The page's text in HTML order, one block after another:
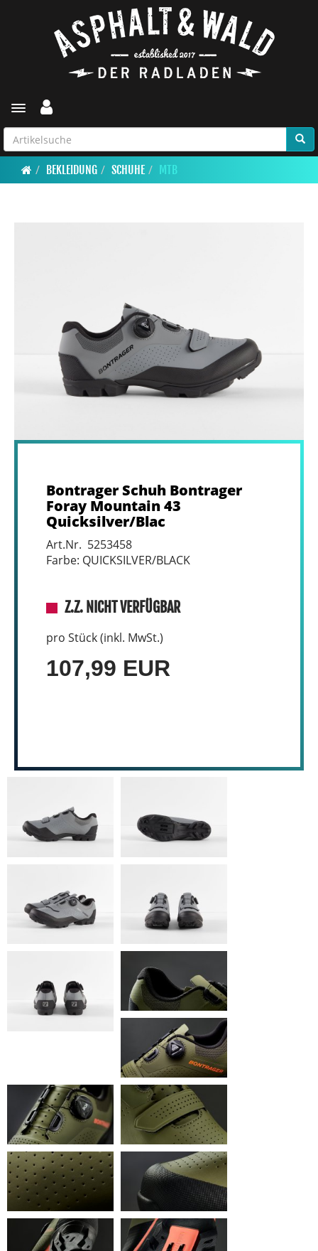
Toggle navigation
BEKLEIDUNG SCHUHE MTB
Bontrager Schuh Bontrager
Foray Mountain 43
Quicksilver/Blac
Art.Nr. 5253458
Farbe: QUICKSILVER/BLACK
Z.Z. NICHT VERFÜGBAR
pro Stück (inkl. MwSt.)
107,99 EUR